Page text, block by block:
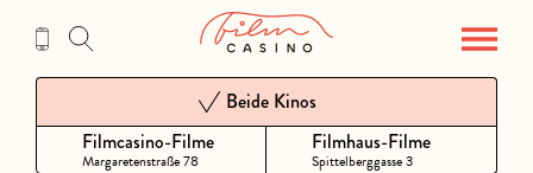
Inhalt
Filmcasino-Filme
Margaretenstraße 78
Beide Kinos
Filmhaus-Filme
Spittelberggasse 3